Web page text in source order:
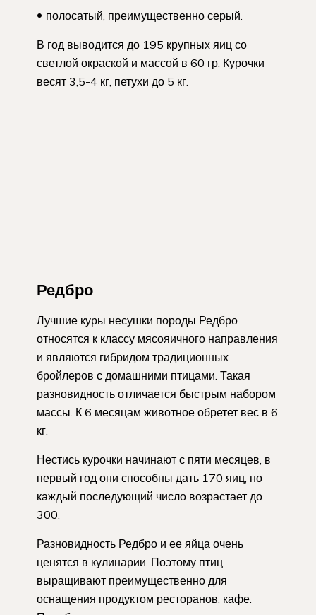
полосатый, преимущественно серый.
В год выводится до 195 крупных яиц со
светлой окраской и массой в 60 гр. Курочки
весят 3,5-4 кг, петухи до 5 кг.
Редбро
Лучшие куры несушки породы Редбро
относятся к классу мясояичного направления
и являются гибридом традиционных
бройлеров с домашними птицами. Такая
разновидность отличается быстрым набором
массы. К 6 месяцам животное обретет вес в 6
кг.
Нестись курочки начинают с пяти месяцев, в
первый год они способны дать 170 яиц, но
каждый последующий число возрастает до
300.
Разновидность Редбро и ее яйца очень
ценятся в кулинарии. Поэтому птиц
выращивают преимущественно для
оснащения продуктом ресторанов, кафе.